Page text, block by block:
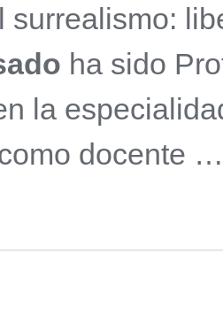
surrealismo:
ha sido
la
docente